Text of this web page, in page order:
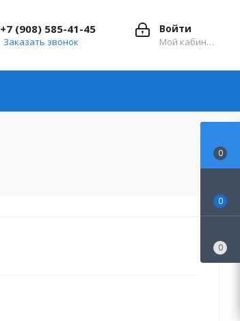
Войти
Мой кабинет
+7 (908) 585-41-45
Заказать звонок
0
0
0